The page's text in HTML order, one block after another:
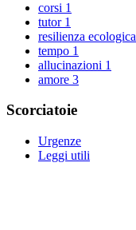
corsi 1
tutor 1
resilienza ecologica
tempo 1
allucinazioni 1
amore 3
Scorciatoie
Urgenze
Leggi utili